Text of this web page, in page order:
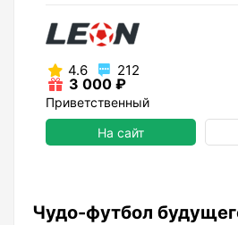
4.6 212
3 000 ₽
Приветственный
На сайт
Чудо-футбол